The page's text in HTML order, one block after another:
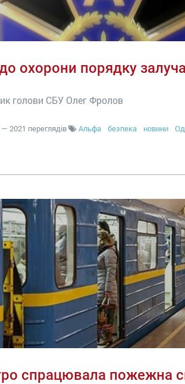
охорони порядку
голови СБУ Олег Фролов
— 2021 переглядів Альфа безпека новини
спрацювала пожежна